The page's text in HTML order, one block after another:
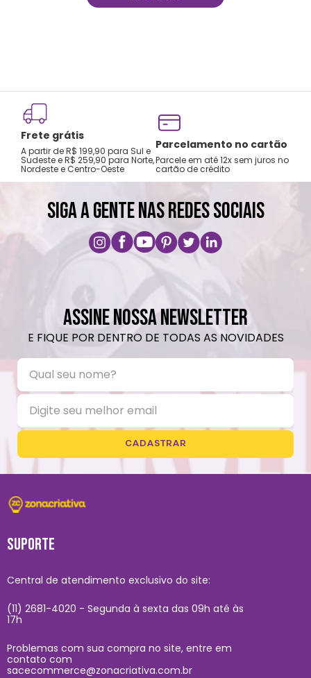
Frete grátis
A partir de R$ 199,90 para Sul e
Sudeste e R$ 259,90 para Norte,
Nordeste e Centro-Oeste
Parcelamento no cartão
Parcele em até 12x sem juros no
cartão de crédito
SIGA A GENTE NAS REDES SOCIAIS
ASSINE NOSSA NEWSLETTER
E FIQUE POR DENTRO DE TODAS AS NOVIDADES
CADASTRAR
SUPORTE
Central de atendimento exclusivo do site:
(11) 2681-4020 - Segunda à sexta das 09h até às
17h
Problemas com sua compra no site, entre em
contato com
sacecommerce@zonacriativa.com.br